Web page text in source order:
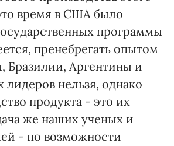
время в США было
программы
пренебрегать опытом
Бразилии, Аргентины и
лидеров нельзя, однако
продукта - это их
же наших ученых и
- по возможности